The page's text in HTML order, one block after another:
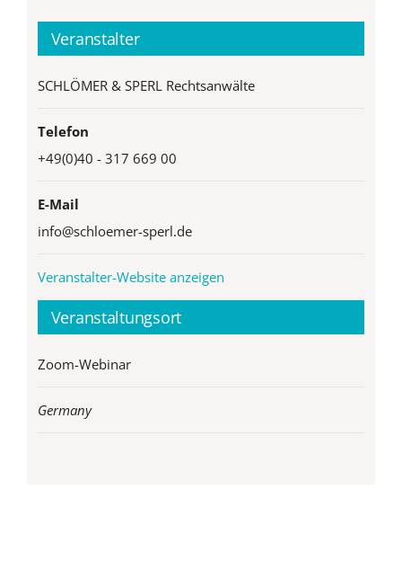
Veranstaltungsort
Zoom-Webinar
Germany
Veranstalter
SCHLÖMER & SPERL Rechtsanwälte
Telefon
+49(0)40 - 317 669 00
E-Mail
info@schloemer-sperl.de
Veranstalter-Website anzeigen